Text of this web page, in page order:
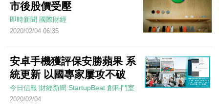
市後股價受壓
即時新聞 國際財經
2020/02/04 06:35
安卓手機獲評保安勝蘋果 系
統更新 以國專家屢攻不破
今日信報 財經新聞 StartupBeat 創科鬥室
2020/02/04